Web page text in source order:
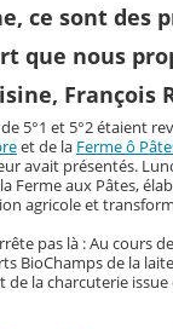
ce sont des
que nous
François
5°1 et 5°2 étaient
et de la Ferme ô
avait présentés.
Ferme aux Pâtes,
agricole et
pas là : Au cours
BioChamps de la
de la charcuterie